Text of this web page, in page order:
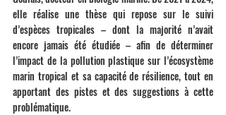
elle réalise une thèse qui repose sur le suivi
d’espèces tropicales – dont la majorité n’avait
encore jamais été étudiée – afin de déterminer
l’impact de la pollution plastique sur l’écosystème
marin tropical et sa capacité de résilience, tout en
apportant des pistes et des suggestions à cette
problématique.